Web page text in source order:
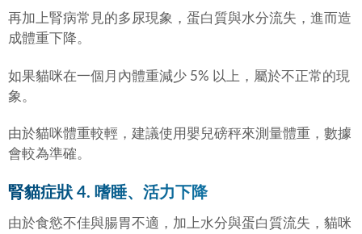
再加上腎病常見的多尿現象，蛋白質與水分流失，進而造
成體重下降。
如果貓咪在一個月內體重減少 5% 以上，屬於不正常的現
象。
由於貓咪體重較輕，建議使用嬰兒磅秤來測量體重，數據
會較為準確。
腎貓症狀 4. 嗜睡、活力下降
由於食慾不佳與腸胃不適，加上水分與蛋白質流失，貓咪